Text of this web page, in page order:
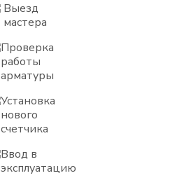
Выезд
мастера
Проверка
работы
арматуры
Установка
нового
счетчика
Ввод в
эксплуатацию